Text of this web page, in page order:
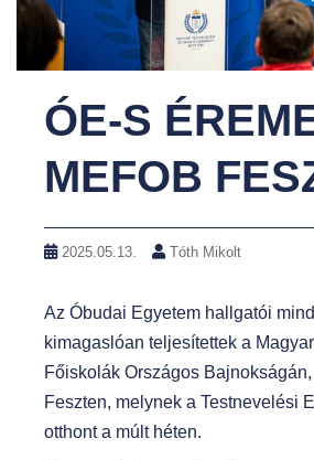
ÓE-S ÉREMESŐ A
MEFOB
2025.05.13. Tóth Mikolt
Az Óbudai Egyetem hallgatói
kimagaslóan teljesítettek a
Főiskolák Országos
Feszten, melynek a Testnevelési
otthont a múlt héten.